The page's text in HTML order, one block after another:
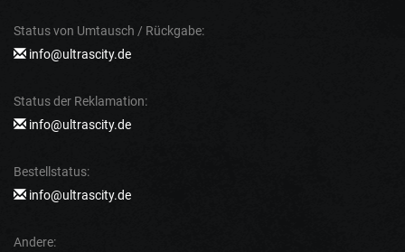
Status von Umtausch / Rückgabe:
info@ultrascity.de
Status der Reklamation:
info@ultrascity.de
Bestellstatus:
info@ultrascity.de
Andere: